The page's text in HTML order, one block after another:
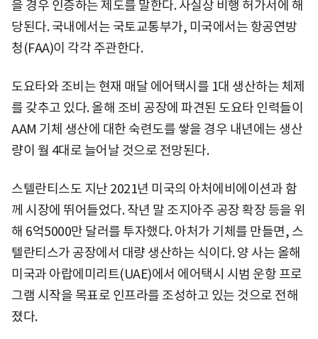
을 경우 인증하는 제도를 말한다. 사실상 비행 허가서에 해
당된다. 국내에서는 국토교통부가, 미국에서는 항공연방
청(FAA)이 각각 주관한다.
도요타와 조비는 현재 매달 에어택시를 1대 생산하는 체제
를 갖추고 있다. 올해 조비 공장에 파견된 도요타 인력들이
AAM 기체 생산에 대한 숙련도를 쌓을 경우 내년에는 생산
량이 월 4대로 늘어날 것으로 전망된다.
스텔란티스도 지난 2021년 미국의 아처에비에이션과 함
께 시장에 뛰어들었다. 작년 말 조지아주 공장 확장 등을 위
해 6억5000만 달러를 투자했다. 아처가 기체를 만들면, 스
텔란티스가 공장에서 대량 생산하는 식이다. 양 사는 올해
미국과 아랍에미리트(UAE)에서 에어택시 시범 운항 프로
그램 시작을 목표로 인프라를 조성하고 있는 것으로 전해
졌다.